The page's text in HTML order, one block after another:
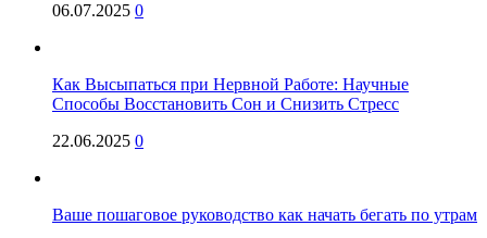
06.07.2025 0
Как Высыпаться при Нервной Работе: Научные
Способы Восстановить Сон и Снизить Стресс
22.06.2025 0
Ваше пошаговое руководство как начать бегать по утрам